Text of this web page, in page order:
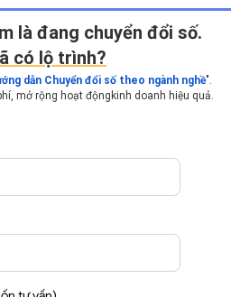
là đang chuyển đổi số.
có lộ trình?
dẫn Chuyển đổi số theo ngành nghề".
mở rộng hoạt động kinh doanh hiệu quả.